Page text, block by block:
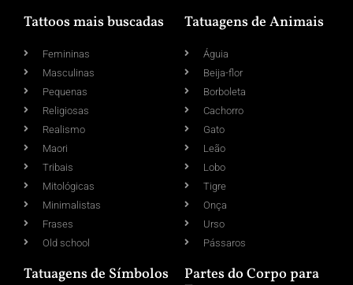
Tattoos mais buscadas
Femininas
Masculinas
Pequenas
Religiosas
Realismo
Maori
Tribais
Mitológicas
Minimalistas
Frases
Old school
Tatuagens de Animais
Águia
Beija-flor
Borboleta
Cachorro
Gato
Leão
Lobo
Tigre
Onça
Urso
Pássaros
Tatuagens de Símbolos
Partes do Corpo para